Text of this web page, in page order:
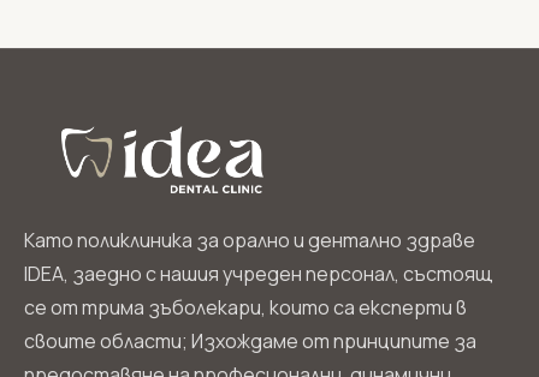
Като поликлиника за орално и дентално здраве
IDEA, заедно с нашия учреден персонал, състоящ
се от трима зъболекари, които са експерти в
своите области; Изхождаме от принципите за